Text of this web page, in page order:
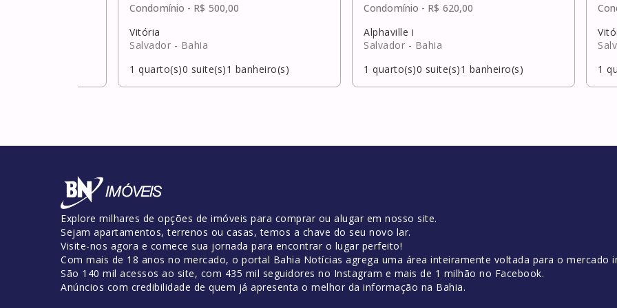
Condomínio - R$ 500,00
Vitória
Salvador - Bahia
1 quarto(s)0 suite(s)1 banheiro(s)
Condomínio - R$ 620,00
Alphaville i
Salvador - Bahia
1 quarto(s)0 suite(s)1 banheiro(s)
1
Explore milhares de opções de imóveis para comprar ou alugar em nosso site.
Sejam apartamentos, terrenos ou casas, temos a chave do seu novo lar.
Visite-nos agora e comece sua jornada para encontrar o lugar perfeito!
Com mais de 18 anos no mercado, o portal Bahia Notícias agrega uma área inteiramente voltada para o mercado
São 140 mil acessos ao site, com 435 mil seguidores no Instagram e mais de 1 milhão no Facebook.
Anúncios com credibilidade de quem já apresenta o melhor da informação na Bahia.